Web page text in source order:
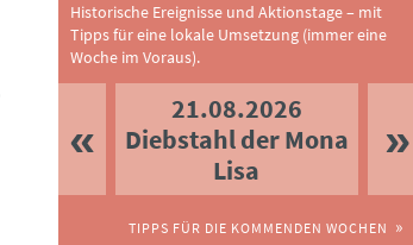
Historische Ereignisse und Aktionstage – mit
Tipps für eine lokale Umsetzung (immer eine
Woche im Voraus).
21.08.2026
Diebstahl der Mona
Lisa
TIPPS FÜR DIE KOMMENDEN WOCHEN